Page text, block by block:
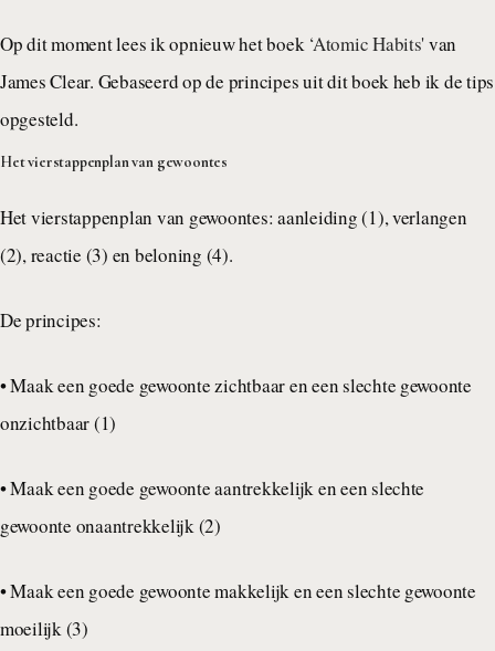
Op dit moment lees ik opnieuw het boek ‘Atomic Habits'van
James Clear. Gebaseerd op de principes uit dit boek heb ik de tips
opgesteld.
Het vierstappenplan van gewoontes
Het vierstappenplan van gewoontes: aanleiding (1), verlangen
(2), reactie (3) en beloning (4).
De principes:
• Maak een goede gewoonte zichtbaar en een slechte gewoonte
onzichtbaar (1)
• Maak een goede gewoonte aantrekkelijk en een slechte
gewoonte onaantrekkelijk (2)
• Maak een goede gewoonte makkelijk en een slechte gewoonte
moeilijk (3)